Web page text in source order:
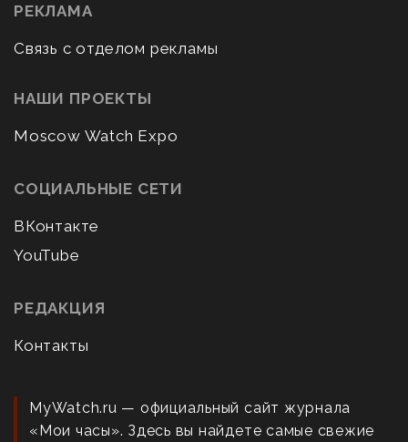
РЕКЛАМА
Связь с отделом рекламы
НАШИ ПРОЕКТЫ
Moscow Watch Expo
СОЦИАЛЬНЫЕ СЕТИ
ВКонтакте
YouTube
РЕДАКЦИЯ
Контакты
MyWatch.ru — официальный сайт журнала
«Мои часы». Здесь вы найдете самые свежие